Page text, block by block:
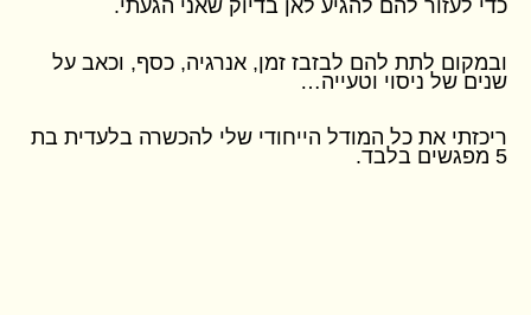
כדי לעזור להם להגיע לאן בדיוק שאני הגעתי.
ובמקום לתת להם לבזבז זמן, אנרגיה, כסף, וכאב על
שנים של ניסוי וטעייה…
ריכזתי את כל המודל הייחודי שלי להכשרה בלעדית בת
5 מפגשים בלבד.